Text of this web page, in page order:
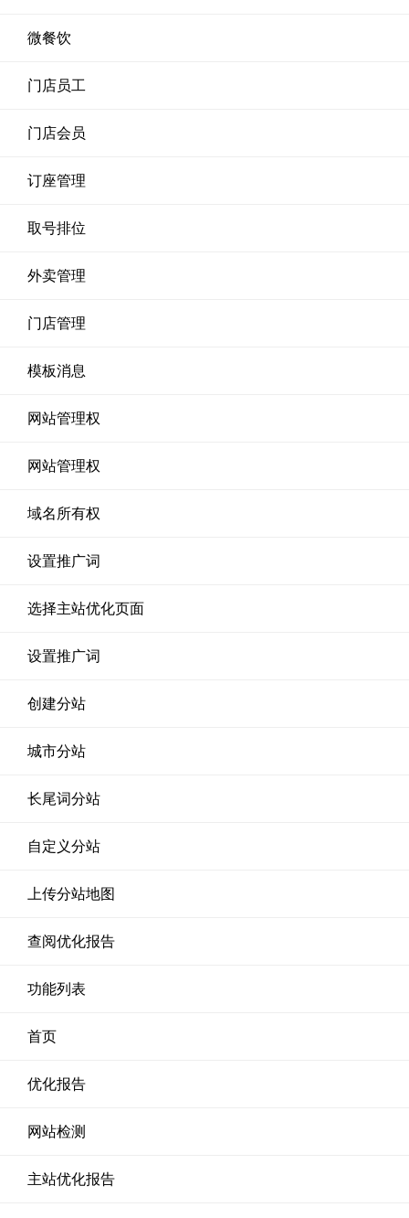
微餐饮
门店员工
门店会员
订座管理
取号排位
外卖管理
门店管理
模板消息
网站管理权
网站管理权
域名所有权
设置推广词
选择主站优化页面
设置推广词
创建分站
城市分站
长尾词分站
自定义分站
上传分站地图
查阅优化报告
功能列表
首页
优化报告
网站检测
主站优化报告